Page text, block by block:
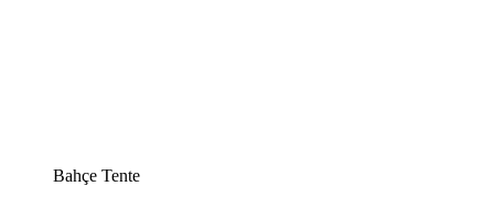
Bahçe Tente